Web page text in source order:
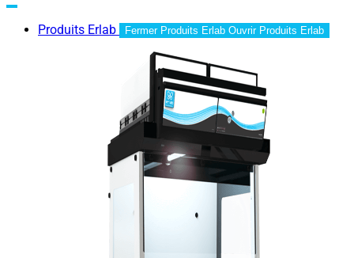
Produits Erlab Fermer Produits Erlab Ouvrir Produits Erlab